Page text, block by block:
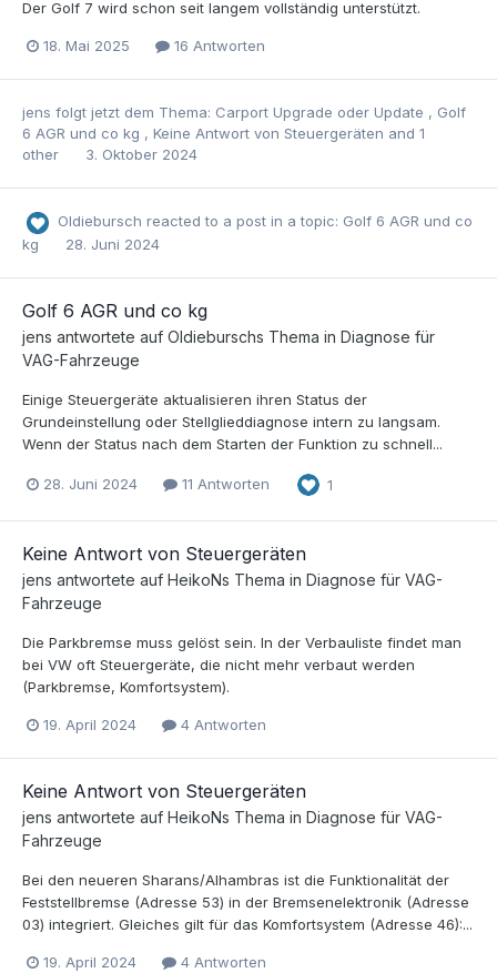
Der Golf 7 wird schon seit langem vollständig unterstützt.
18. Mai 2025 16 Antworten
jens folgt jetzt dem Thema: Carport Upgrade oder Update , Golf
6 AGR und co kg , Keine Antwort von Steuergeräten and 1
other
3. Oktober 2024
Oldiebursch reacted to a post in a topic: Golf 6 AGR und co
kg
28. Juni 2024
Golf 6 AGR und co kg
jens antwortete auf Oldieburschs Thema in Diagnose für
VAG-Fahrzeuge
Einige Steuergeräte aktualisieren ihren Status der
Grundeinstellung oder Stellglieddiagnose intern zu langsam.
Wenn der Status nach dem Starten der Funktion zu schnell...
28. Juni 2024 11 Antworten 1
Keine Antwort von Steuergeräten
jens antwortete auf HeikoNs Thema in Diagnose für VAG-
Fahrzeuge
Die Parkbremse muss gelöst sein. In der Verbauliste findet man
bei VW oft Steuergeräte, die nicht mehr verbaut werden
(Parkbremse, Komfortsystem).
19. April 2024 4 Antworten
Keine Antwort von Steuergeräten
jens antwortete auf HeikoNs Thema in Diagnose für VAG-
Fahrzeuge
Bei den neueren Sharans/Alhambras ist die Funktionalität der
Feststellbremse (Adresse 53) in der Bremsenelektronik (Adresse
03) integriert. Gleiches gilt für das Komfortsystem (Adresse 46):...
19. April 2024 4 Antworten